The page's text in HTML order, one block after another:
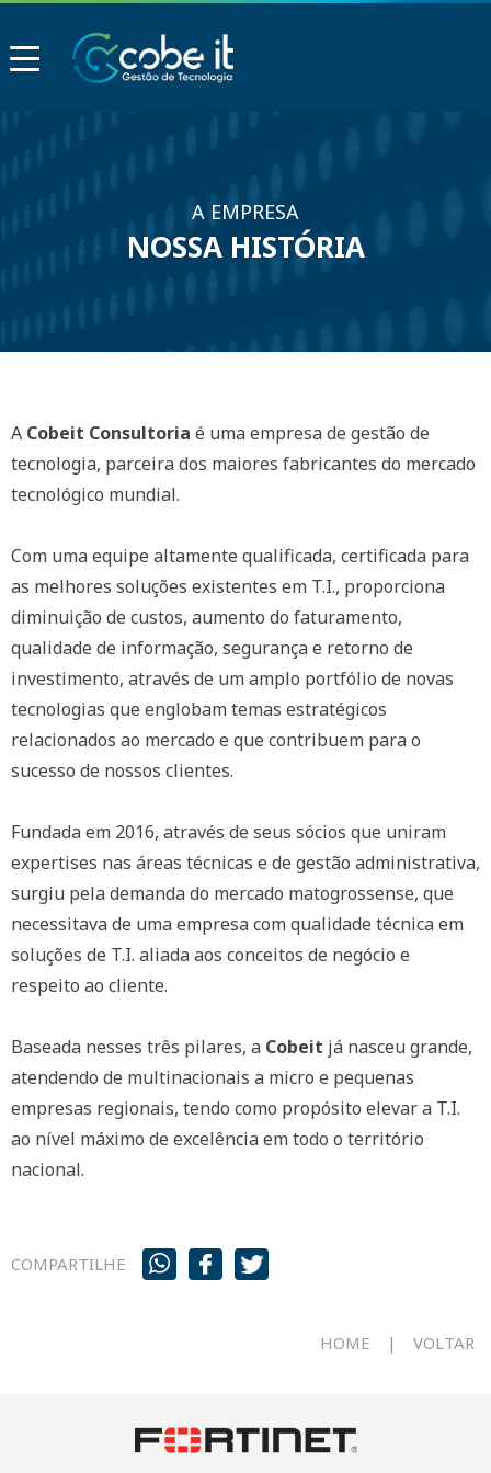
A EMPRESA
NOSSA HISTÓRIA
A Cobeit Consultoria é uma empresa de gestão de
tecnologia, parceira dos maiores fabricantes do mercado
tecnológico mundial.
Com uma equipe altamente qualificada, certificada para
as melhores soluções existentes em T.I., proporciona
diminuição de custos, aumento do faturamento,
qualidade de informação, segurança e retorno de
investimento, através de um amplo portfólio de novas
tecnologias que englobam temas estratégicos
relacionados ao mercado e que contribuem para o
sucesso de nossos clientes.
Fundada em 2016, através de seus sócios que uniram
expertises nas áreas técnicas e de gestão administrativa,
surgiu pela demanda do mercado matogrossense, que
necessitava de uma empresa com qualidade técnica em
soluções de T.I. aliada aos conceitos de negócio e
respeito ao cliente.
Baseada nesses três pilares, a Cobeit já nasceu grande,
atendendo de multinacionais a micro e pequenas
empresas regionais, tendo como propósito elevar a T.I.
ao nível máximo de excelência em todo o território
nacional.
COMPARTILHE
HOME VOLTAR